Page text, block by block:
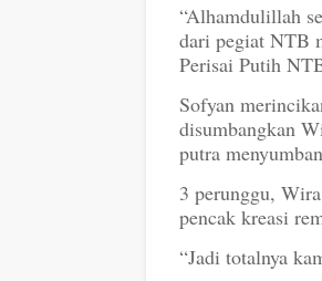
“Alhamdulillah
dari pegiat NTB
Perisai Putih
Sofyan
disumbangkan
putra
3 perunggu,
pencak kreasi
“Jadi totalnya